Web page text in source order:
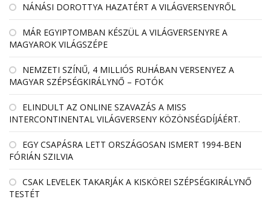
NÁNÁSI DOROTTYA HAZATÉRT A VILÁGVERSENYRŐL
MÁR EGYIPTOMBAN KÉSZÜL A VILÁGVERSENYRE A
MAGYAROK VILÁGSZÉPE
NEMZETI SZÍNŰ, 4 MILLIÓS RUHÁBAN VERSENYEZ A
MAGYAR SZÉPSÉGKIRÁLYNŐ – FOTÓK
ELINDULT AZ ONLINE SZAVAZÁS A MISS
INTERCONTINENTAL VILÁGVERSENY KÖZÖNSÉGDÍJÁÉRT.
EGY CSAPÁSRA LETT ORSZÁGOSAN ISMERT 1994-BEN
FÓRIÁN SZILVIA
CSAK LEVELEK TAKARJÁK A KISKÖREI SZÉPSÉGKIRÁLYNŐ
TESTÉT